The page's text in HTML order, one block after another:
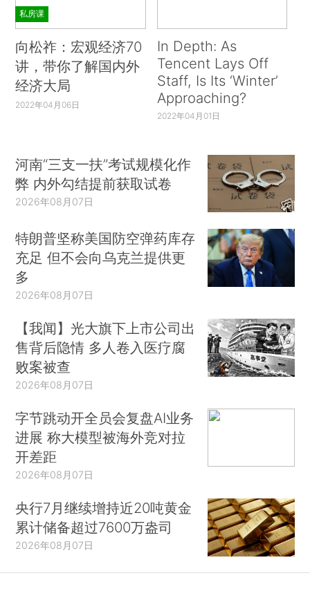
私房课
向松祚：宏观经济70
讲，带你了解国内外
经济大局
2022年04月06日
In Depth: As
Tencent Lays Off
Staff, Is Its ‘Winter’
Approaching?
2022年04月01日
河南“三支一扶”考试规模化作
弊 内外勾结提前获取试卷
2026年08月07日
特朗普坚称美国防空弹药库存
充足 但不会向乌克兰提供更
多
2026年08月07日
【我闻】光大旗下上市公司出
售背后隐情 多人卷入医疗腐
败案被查
2026年08月07日
字节跳动开全员会复盘AI业务
进展 称大模型被海外竞对拉
开差距
2026年08月07日
央行7月继续增持近20吨黄金
累计储备超过7600万盎司
2026年08月07日